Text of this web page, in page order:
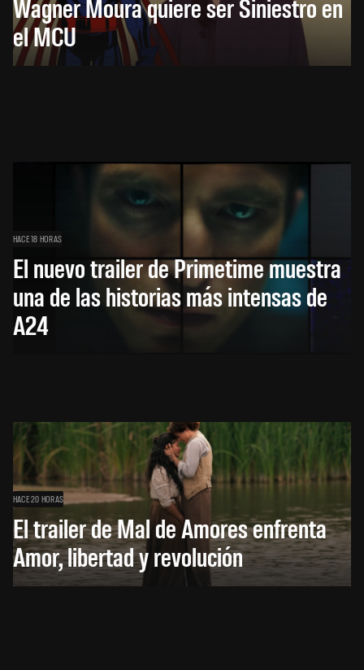
Wagner Moura quiere ser Siniestro en
el MCU
HACE 18 HORAS
El nuevo trailer de Primetime muestra
una de las historias más intensas de
A24
HACE 20 HORAS
El trailer de Mal de Amores enfrenta
Amor, libertad y revolución